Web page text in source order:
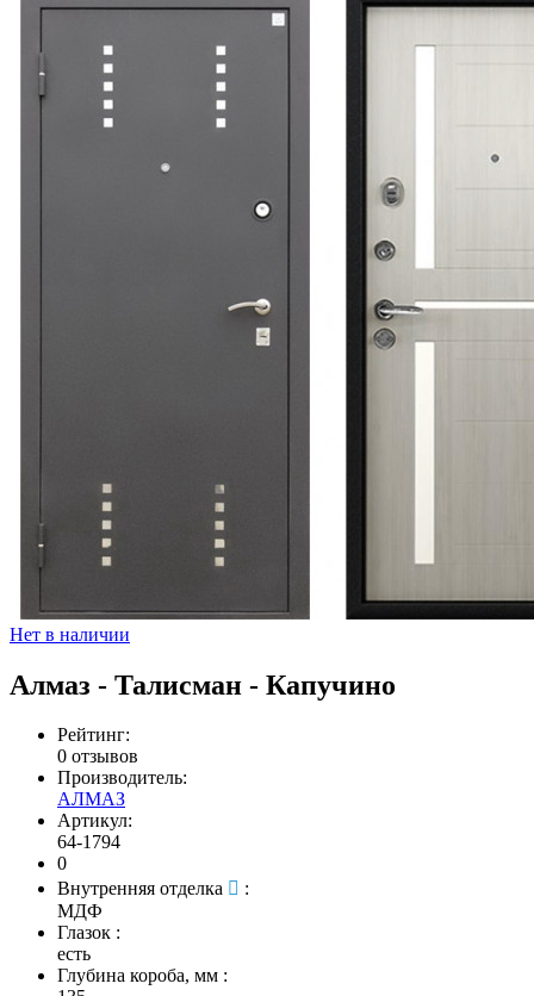
Нет в наличии
Алмаз - Талисман - Капучино
Рейтинг:
0 отзывов
Производитель:
АЛМАЗ
Артикул:
64-1794
0
Внутренняя отделка
:
МДФ
Глазок :
есть
Глубина короба, мм :